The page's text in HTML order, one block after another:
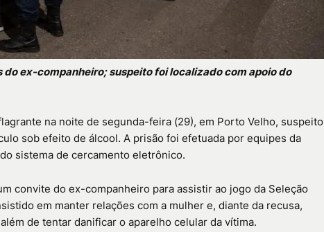
ex-companheiro; suspeito foi localizado com apoio do
na noite de segunda-feira (29), em Porto Velho, suspeito
sob efeito de álcool. A prisão foi efetuada por equipes da
sistema de cercamento eletrônico.
convite do ex-companheiro para assistir ao jogo da Seleção
em manter relações com a mulher e, diante da recusa,
de tentar danificar o aparelho celular da vítima.